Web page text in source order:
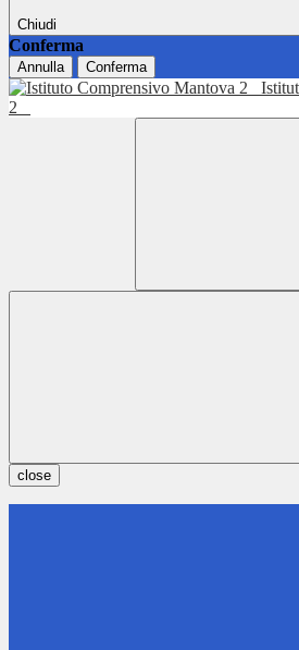
Chiudi
Conferma
Annulla Conferma
2
close